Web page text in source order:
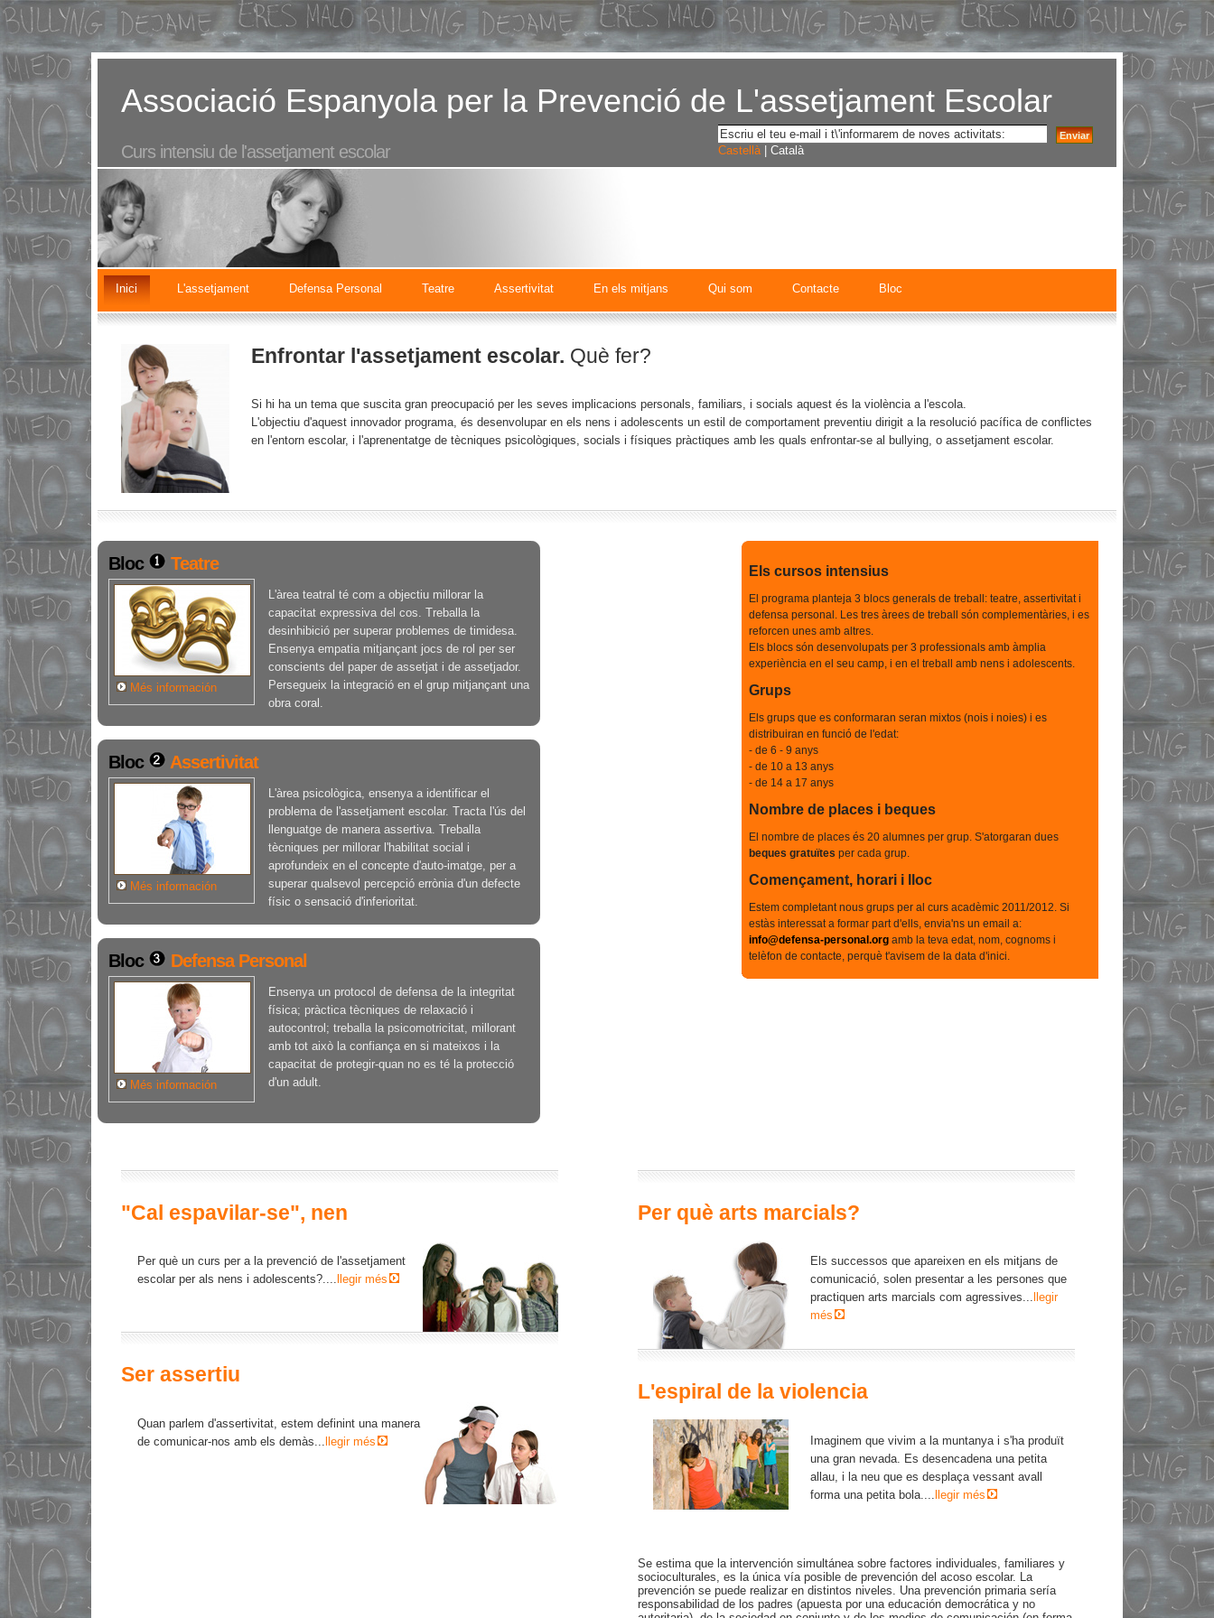
Associació Espanyola per la Prevenció de L'assetjament Escolar
Curs intensiu de l'assetjament escolar Castellà | Català
Inici L'assetjament Defensa Personal Teatre Assertivitat En els mitjans Qui som Contacte Bloc
Enfrontar l'assetjament escolar. Què fer?
Si hi ha un tema que suscita gran preocupació per les seves implicacions personals, familiars, i socials aquest és la violència a l'escola.
L'objectiu d'aquest innovador programa, és desenvolupar en els nens i adolescents un estil de comportament preventiu dirigit a la resolució pacífica de conflictes
en l'entorn escolar, i l'aprenentatge de tècniques psicològiques, socials i físiques pràctiques amb les quals enfrontar-se al bullying, o assetjament escolar.
Bloc Teatre
Més información
L'àrea teatral té com a objectiu millorar la
capacitat expressiva del cos. Treballa la
desinhibició per superar problemes de timidesa.
Ensenya empatia mitjançant jocs de rol per ser
conscients del paper de assetjat i de assetjador.
Persegueix la integració en el grup mitjançant una
obra coral.
Bloc Assertivitat
Més información
L'àrea psicològica, ensenya a identificar el
problema de l'assetjament escolar. Tracta l'ús del
llenguatge de manera assertiva. Treballa
tècniques per millorar l'habilitat social i
aprofundeix en el concepte d'auto-imatge, per a
superar qualsevol percepció errònia d'un defecte
físic o sensació d'inferioritat.
Bloc Defensa Personal
Més información
Ensenya un protocol de defensa de la integritat
física; pràctica tècniques de relaxació i
autocontrol; treballa la psicomotricitat, millorant
amb tot això la confiança en si mateixos i la
capacitat de protegir-quan no es té la protecció
d'un adult.
Els cursos intensius
El programa planteja 3 blocs generals de treball: teatre, assertivitat i
defensa personal. Les tres àrees de treball són complementàries, i es
reforcen unes amb altres.
Els blocs són desenvolupats per 3 professionals amb àmplia
experiència en el seu camp, i en el treball amb nens i adolescents.
Grups
Els grups que es conformaran seran mixtos (nois i noies) i es
distribuiran en funció de l'edat:
- de 6 - 9 anys
- de 10 a 13 anys
- de 14 a 17 anys
Nombre de places i beques
El nombre de places és 20 alumnes per grup. S'atorgaran dues
beques gratuïtes per cada grup.
Començament, horari i lloc
Estem completant nous grups per al curs acadèmic 2011/2012. Si
estàs interessat a formar part d'ells, envia'ns un email a:
info@defensa-personal.org amb la teva edat, nom, cognoms i
telèfon de contacte, perquè t'avisem de la data d'inici.
"Cal espavilar-se", nen
Per què un curs per a la prevenció de l'assetjament
escolar per als nens i adolescents?.... llegir més
Ser assertiu
Quan parlem d'assertivitat, estem definint una manera
de comunicar-nos amb els demàs... llegir més
Per què arts marcials?
Els successos que apareixen en els mitjans de
comunicació, solen presentar a les persones que
practiquen arts marcials com agressives... llegir
més
L'espiral de la violencia
Imaginem que vivim a la muntanya i s'ha produït
una gran nevada. Es desencadena una petita
allau, i la neu que es desplaça vessant avall
forma una petita bola....llegir més
Se estima que la intervención simultánea sobre factores individuales, familiares y
socioculturales, es la única vía posible de prevención del acoso escolar. La
prevención se puede realizar en distintos niveles. Una prevención primaria sería
responsabilidad de los padres (apuesta por una educación democrática y no